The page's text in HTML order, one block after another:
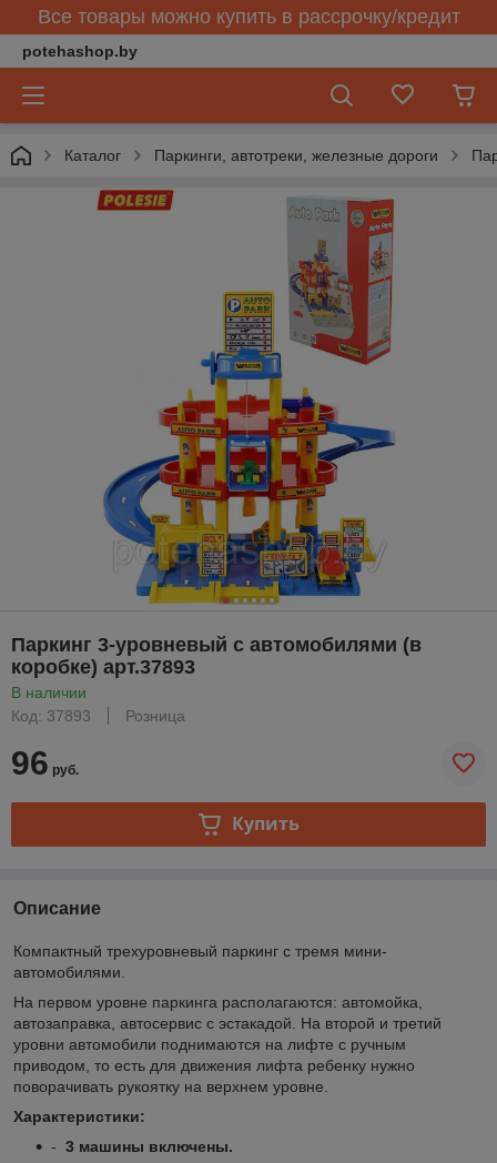
Все товары можно купить в рассрочку/кредит
potehashop.by
Каталог Паркинги, автотреки, железные дороги
Паркинг 3-уровневый с автомобилями (в
коробке) арт.37893
В наличии
Код: 37893
Розница
96 руб.
Купить
Описание
Компактный трехуровневый паркинг с тремя мини-
автомобилями.
На первом уровне паркинга располагаются: автомойка,
автозаправка, автосервис с эстакадой. На второй и третий
уровни автомобили поднимаются на лифте с ручным
приводом, то есть для движения лифта ребенку нужно
поворачивать рукоятку на верхнем уровне.
Характеристики:
- 3 машины включены.